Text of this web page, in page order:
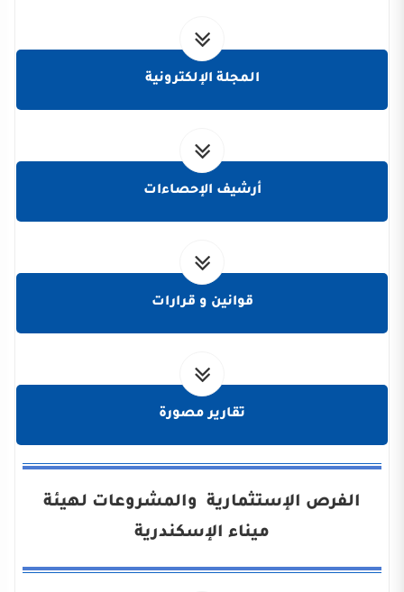
المجلة الإلكترونية
أرشيف الإحصاءات
قوانين و قرارات
تقارير مصورة
الفرص الإستثمارية والمشروعات لهيئة
ميناء الإسكندرية